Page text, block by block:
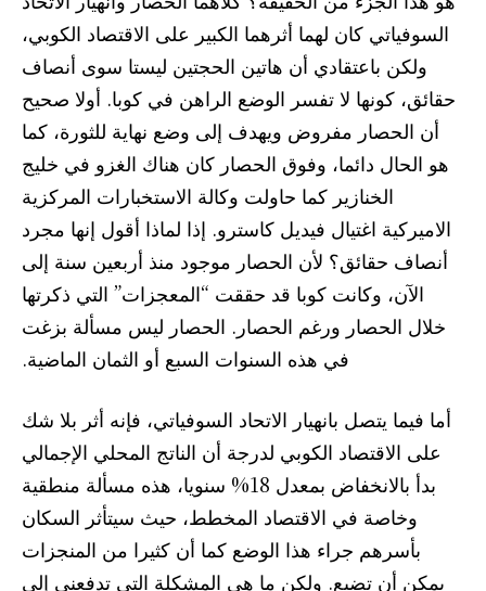
السوفياتي كان لهما أثرهما الكبير على الاقتصاد الكوبي،
ولكن باعتقادي أن هاتين الحجتين ليستا سوى أنصاف
حقائق، كونها لا تفسر الوضع الراهن في كوبا. أولا صحيح
أن الحصار مفروض ويهدف إلى وضع نهاية للثورة، كما
هو الحال دائما، وفوق الحصار كان هناك الغزو في خليج
الخنازير كما حاولت وكالة الاستخبارات المركزية
الاميركية اغتيال فيديل كاسترو. إذا لماذا أقول إنها مجرد
أنصاف حقائق؟ لأن الحصار موجود منذ أربعين سنة إلى
الآن، وكانت كوبا قد حققت “المعجزات” التي ذكرتها
خلال الحصار ورغم الحصار. الحصار ليس مسألة بزغت
في هذه السنوات السبع أو الثمان الماضية.
أما فيما يتصل بانهيار الاتحاد السوفياتي، فإنه أثر بلا شك
على الاقتصاد الكوبي لدرجة أن الناتج المحلي الإجمالي
بدأ بالانخفاض بمعدل 18% سنويا، هذه مسألة منطقية
وخاصة في الاقتصاد المخطط، حيث سيتأثر السكان
بأسرهم جراء هذا الوضع كما أن كثيرا من المنجزات
يمكن أن تضيع. ولكن ما هي المشكلة التي تدفعني إلى